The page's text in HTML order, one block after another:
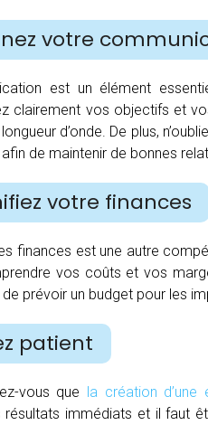
votre
est un élément
clairement vos objectifs et
d’onde. De plus,
de maintenir de bonnes
votre finances
finances est une autre
vos coûts et vos
de prévoir un budget pour les
patient
vous que la création d’une
résultats immédiats et il faut